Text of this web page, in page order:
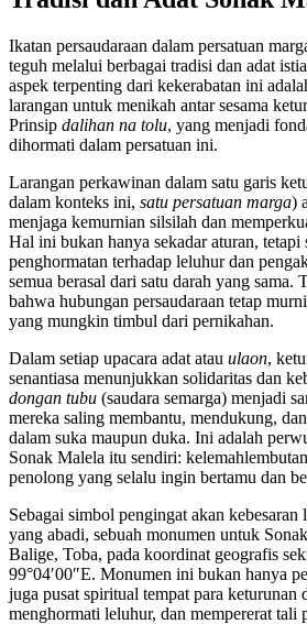
Ikatan persaudaraan dalam persatuan
teguh melalui berbagai tradisi dan adat
aspek terpenting dari kekerabatan ini
larangan untuk menikah antar sesama
Prinsip dalihan na tolu, yang menjadi
dihormati dalam persatuan ini.
Larangan perkawinan dalam satu garis
dalam konteks ini, satu persatuan marga)
menjaga kemurnian silsilah dan
Hal ini bukan hanya sekadar aturan, tetapi
penghormatan terhadap leluhur dan
semua berasal dari satu darah yang sama.
bahwa hubungan persaudaraan tetap
yang mungkin timbul dari pernikahan.
Dalam setiap upacara adat atau ulaon,
senantiasa menunjukkan solidaritas dan
dongan tubu (saudara semarga) menjadi
mereka saling membantu, mendukung,
dalam suka maupun duka. Ini adalah
Sonak Malela itu sendiri:
penolong yang selalu ingin bertamu dan
Sebagai simbol pengingat akan kebesaran
yang abadi, sebuah monumen untuk
Balige, Toba, pada koordinat geografis
99°04′00″E. Monumen ini bukan hanya
juga pusat spiritual tempat para keturunan
menghormati leluhur, dan mempererat tali